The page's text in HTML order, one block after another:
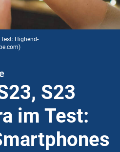
Highend-
S23
im Test: